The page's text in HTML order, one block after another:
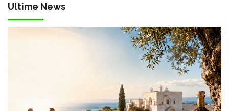
Ultime News